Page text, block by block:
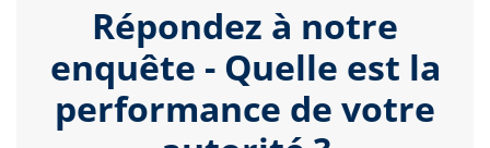
Répondez à notre
enquête - Quelle est la
performance de votre